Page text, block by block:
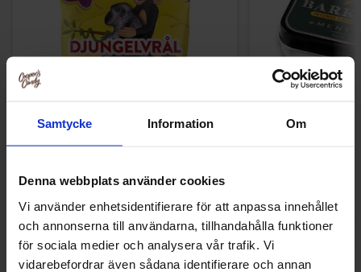
Samtycke Information Om
Denna webbplats använder cookies
Vi använder enhetsidentifierare för att anpassa innehållet
och annonserna till användarna, tillhandahålla funktioner
för sociala medier och analysera vår trafik. Vi
vidarebefordrar även sådana identifierare och annan
Køb